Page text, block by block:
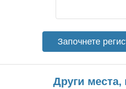
Започнете
Други места,